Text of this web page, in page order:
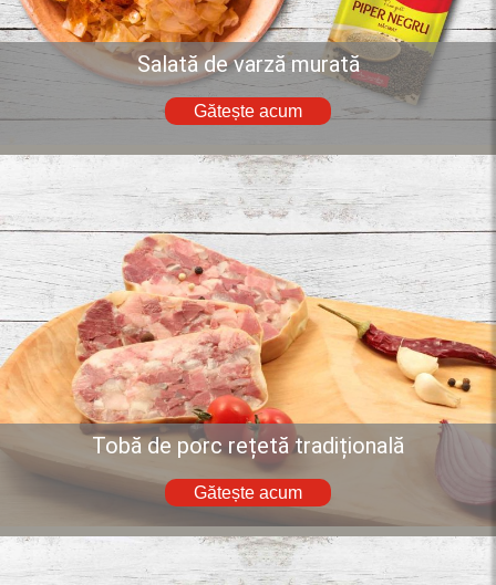
Salată de varză murată
Gătește acum
Tobă de porc rețetă tradițională
Gătește acum